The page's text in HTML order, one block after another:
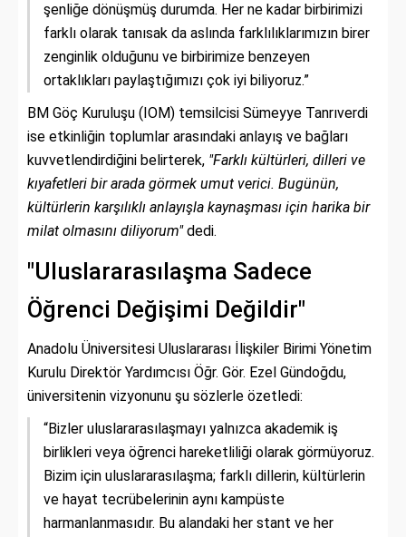
şenliğe dönüşmüş durumda. Her ne kadar birbirimizi
farklı olarak tanısak da aslında farklılıklarımızın birer
zenginlik olduğunu ve birbirimize benzeyen
ortaklıkları paylaştığımızı çok iyi biliyoruz.”
BM Göç Kuruluşu (IOM) temsilcisi Sümeyye Tanrıverdi
ise etkinliğin toplumlar arasındaki anlayış ve bağları
kuvvetlendirdiğini belirterek, "Farklı kültürleri, dilleri ve
kıyafetleri bir arada görmek umut verici. Bugünün,
kültürlerin karşılıklı anlayışla kaynaşması için harika bir
milat olmasını diliyorum"dedi.
"Uluslararasılaşma Sadece
Öğrenci Değişimi Değildir"
Anadolu Üniversitesi Uluslararası İlişkiler Birimi Yönetim
Kurulu Direktör Yardımcısı Öğr. Gör. Ezel Gündoğdu,
üniversitenin vizyonunu şu sözlerle özetledi:
“Bizler uluslararasılaşmayı yalnızca akademik iş
birlikleri veya öğrenci hareketliliği olarak görmüyoruz.
Bizim için uluslararasılaşma; farklı dillerin, kültürlerin
ve hayat tecrübelerinin aynı kampüste
harmanlanmasıdır. Bu alandaki her stant ve her